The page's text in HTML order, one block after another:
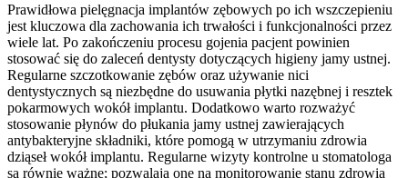
Prawidłowa pielęgnacja implantów zębowych po ich wszczepieniu
jest kluczowa dla zachowania ich trwałości i funkcjonalności przez
wiele lat. Po zakończeniu procesu gojenia pacjent powinien
stosować się do zaleceń dentysty dotyczących higieny jamy ustnej.
Regularne szczotkowanie zębów oraz używanie nici
dentystycznych są niezbędne do usuwania płytki nazębnej i resztek
pokarmowych wokół implantu. Dodatkowo warto rozważyć
stosowanie płynów do płukania jamy ustnej zawierających
antybakteryjne składniki, które pomogą w utrzymaniu zdrowia
dziąseł wokół implantu. Regularne wizyty kontrolne u stomatologa
są równie ważne; pozwalają one na monitorowanie stanu zdrowia